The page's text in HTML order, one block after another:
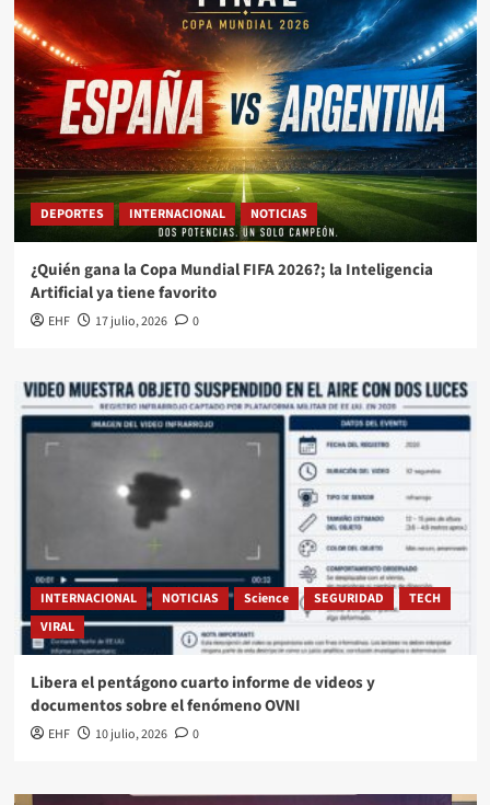
DEPORTES INTERNACIONAL NOTICIAS
¿Quién gana la Copa Mundial FIFA 2026?; la Inteligencia
Artificial ya tiene favorito
EHF 17 julio, 2026 0
INTERNACIONAL NOTICIAS Science SEGURIDAD
TECH
VIRAL
Libera el pentágono cuarto informe de videos y
documentos sobre el fenómeno OVNI
EHF 10 julio, 2026 0